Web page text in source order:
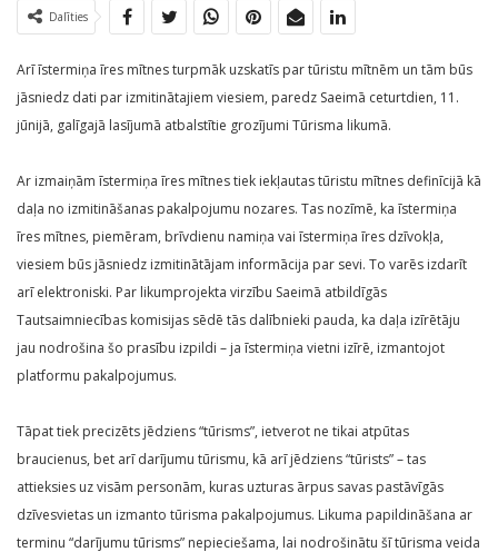
Dalīties
Arī īstermiņa īres mītnes turpmāk uzskatīs par tūristu mītnēm un tām būs
jāsniedz dati par izmitinātajiem viesiem, paredz Saeimā ceturtdien, 11.
jūnijā, galīgajā lasījumā atbalstītie grozījumi Tūrisma likumā.
Ar izmaiņām īstermiņa īres mītnes tiek iekļautas tūristu mītnes definīcijā kā
daļa no izmitināšanas pakalpojumu nozares. Tas nozīmē, ka īstermiņa
īres mītnes, piemēram, brīvdienu namiņa vai īstermiņa īres dzīvokļa,
viesiem būs jāsniedz izmitinātājam informācija par sevi. To varēs izdarīt
arī elektroniski. Par likumprojekta virzību Saeimā atbildīgās
Tautsaimniecības komisijas sēdē tās dalībnieki pauda, ka daļa izīrētāju
jau nodrošina šo prasību izpildi – ja īstermiņa vietni izīrē, izmantojot
platformu pakalpojumus.
Tāpat tiek precizēts jēdziens “tūrisms”, ietverot ne tikai atpūtas
braucienus, bet arī darījumu tūrismu, kā arī jēdziens “tūrists” – tas
attieksies uz visām personām, kuras uzturas ārpus savas pastāvīgās
dzīvesvietas un izmanto tūrisma pakalpojumus. Likuma papildināšana ar
terminu “darījumu tūrisms” nepieciešama, lai nodrošinātu šī tūrisma veida